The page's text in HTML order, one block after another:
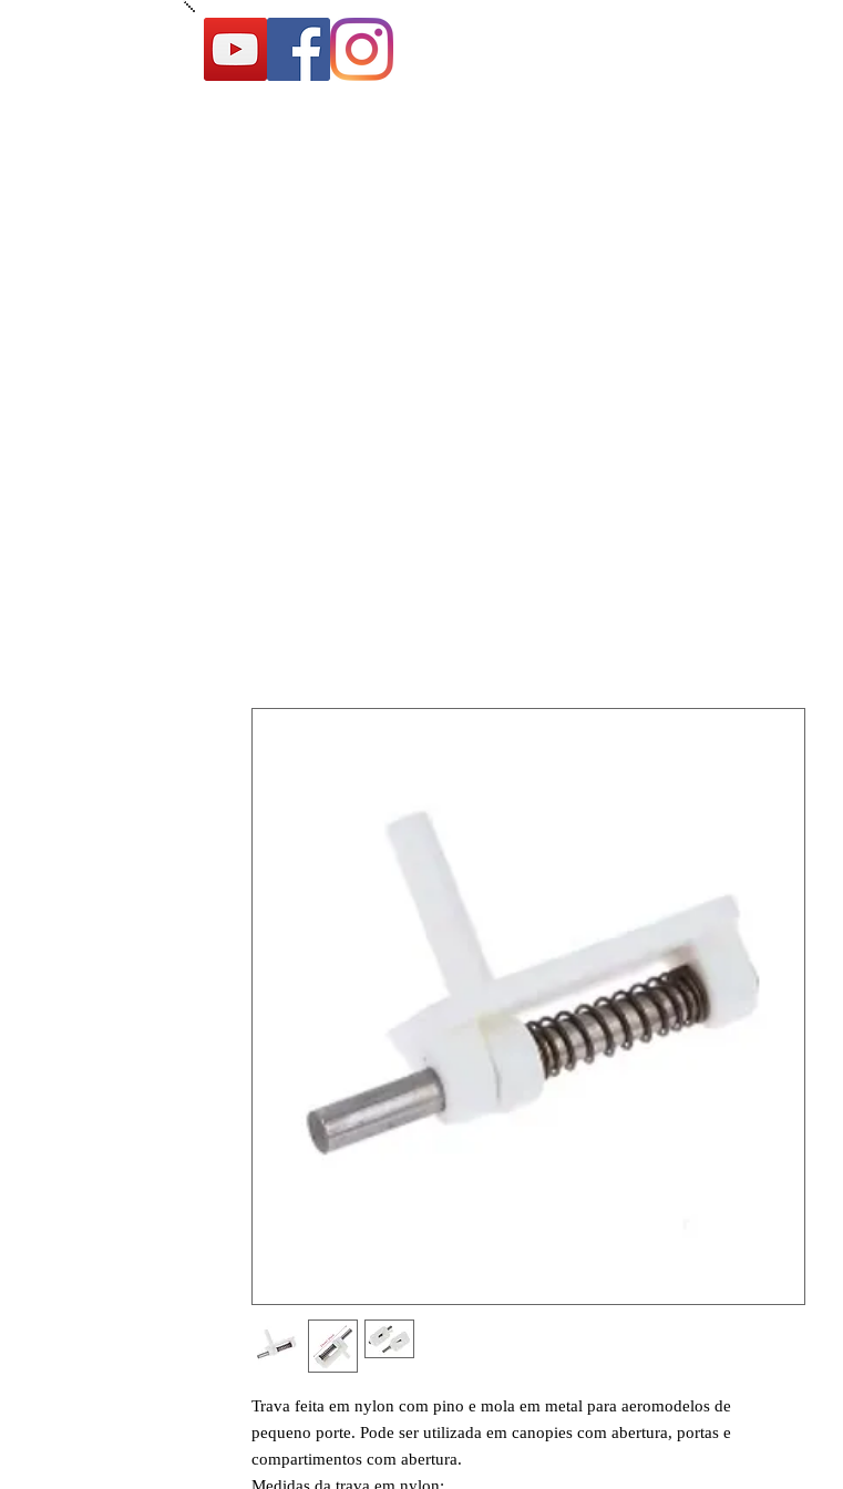
Trava feita em nylon com pino e mola em metal para aeromodelos de
pequeno porte. Pode ser utilizada em canopies com abertura, portas e
compartimentos com abertura.